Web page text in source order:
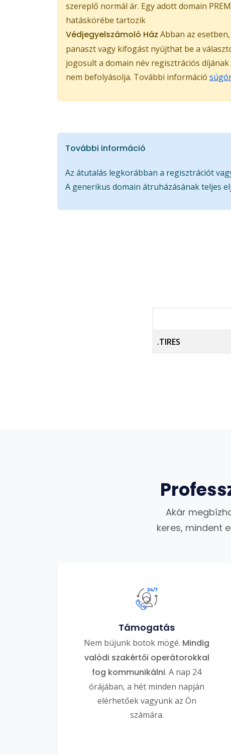
szereplő normál ár. Egy adott domain
hatáskörébe tartozik
Védjegyelszámoló Ház Abban az
panaszt vagy kifogást nyújthat be a
jogosult a domain név regisztrációs
nem befolyásolja. További információ
További információ
Az átutalás legkorábban a regisztrációt
A generikus domain átruházásának teljes
.TIRES
Akár
keres, mindent
Támogatás
Nem bújunk botok mögé. Mindig
valódi szakértői operátorokkal
fog kommunikálni. A nap 24
órájában, a hét minden napján
elérhetőek vagyunk az Ön
számára.